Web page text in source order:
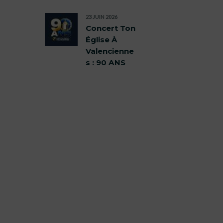
Concert Ton
Église À
Valencienne
s : 90 ANS
23 JUIN 2026